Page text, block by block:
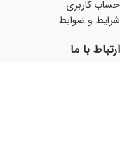
حساب کاربری
شرایط و ضوابط
ارتباط با ما